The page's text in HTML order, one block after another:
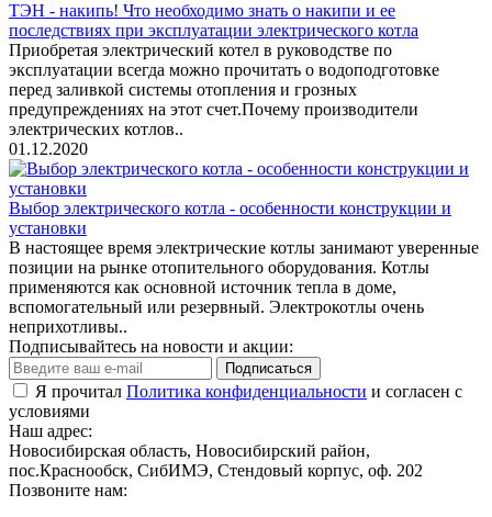
ТЭН - накипь! Что необходимо знать о накипи и ее
последствиях при эксплуатации электрического котла
Приобретая электрический котел в руководстве по
эксплуатации всегда можно прочитать о водоподготовке
перед заливкой системы отопления и грозных
предупреждениях на этот счет.Почему производители
электрических котлов..
01.12.2020
Выбор электрического котла - особенности конструкции и
установки
В настоящее время электрические котлы занимают уверенные
позиции на рынке отопительного оборудования. Котлы
применяются как основной источник тепла в доме,
вспомогательный или резервный. Электрокотлы очень
неприхотливы..
Подписывайтесь на новости и акции:
Подписаться
Я прочитал Политика конфиденциальности и согласен с
условиями
Наш адрес:
Новосибирская область, Новосибирский район,
пос.Краснообск, СибИМЭ, Стендовый корпус, оф. 202
Позвоните нам: